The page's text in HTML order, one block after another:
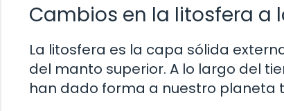
Cambios en la litosfera a
La litosfera es la capa sólida
del manto superior. A lo largo del
han dado forma a nuestro planeta